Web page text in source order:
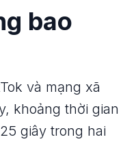
bao
và mạng xã
khoảng thời gian
giây trong hai